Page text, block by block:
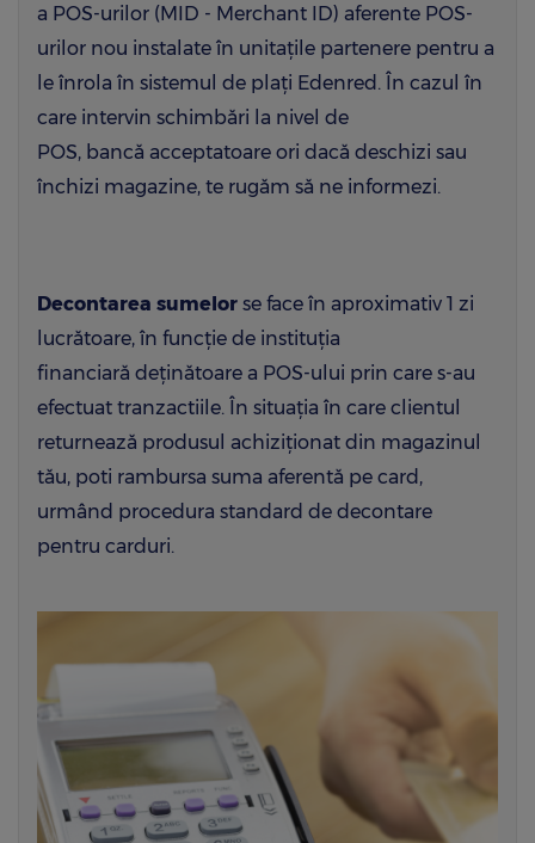
a POS-urilor (MID - Merchant ID) aferente POS-
urilor nou instalate în unitațile partenere pentru a
le înrola în sistemul de plați Edenred. În cazul în
care intervin schimbări la nivel de
POS, bancă acceptatoare ori dacă deschizi sau
închizi magazine, te rugăm să ne informezi.
Decontarea sumelor se face în aproximativ 1 zi
lucrătoare, în funcție de instituția
financiară deținătoare a POS-ului prin care s-au
efectuat tranzactiile. În situația în care clientul
returnează produsul achiziționat din magazinul
tău, poti rambursa suma aferentă pe card,
urmând procedura standard de decontare
pentru carduri.